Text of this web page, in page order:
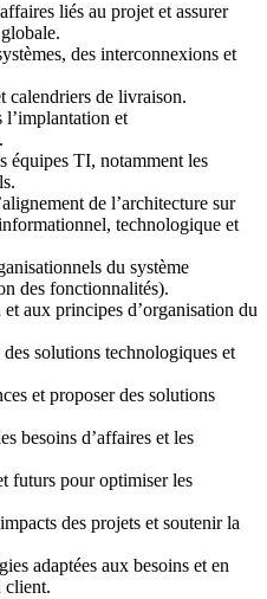
liés au projet et assurer
des interconnexions et
calendriers de livraison.
l’implantation et
équipes TI, notamment les
de l’architecture sur
technologique et
du système
des fonctionnalités).
aux principes d’organisation du
solutions technologiques et
et proposer des solutions
besoins d’affaires et les
futurs pour optimiser les
des projets et soutenir la
adaptées aux besoins et en
client.